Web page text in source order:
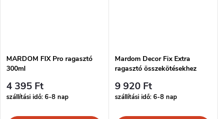
MARDOM FIX Pro ragasztó
300ml
4 395 Ft
szállítási idő: 6-8 nap
Mardom Decor Fix Extra
ragasztó összekötésekhez
9 920 Ft
szállítási idő: 6-8 nap